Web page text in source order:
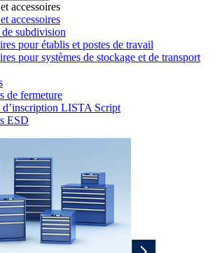
accessoires
accessoires
subdivision
pour établis et postes de travail
pour systèmes de stockage et de transport
de fermeture
d’inscription LISTA Script
ESD